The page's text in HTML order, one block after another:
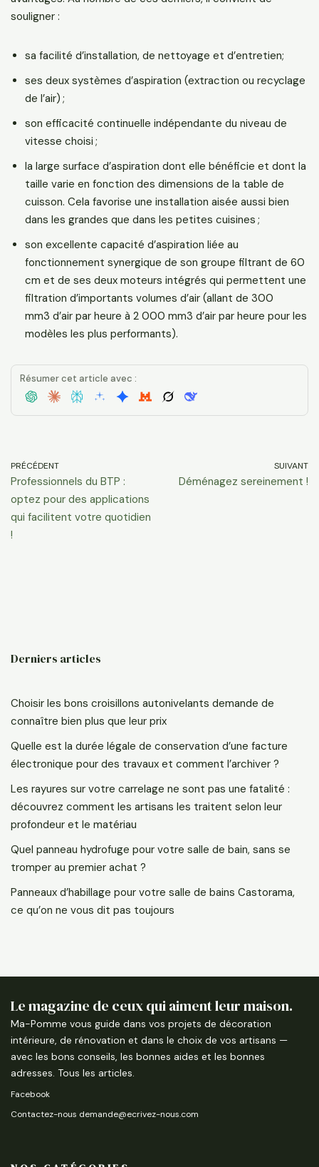
souligner :
sa facilité d’installation, de nettoyage et d’entretien;
ses deux systèmes d’aspiration (extraction ou recyclage
de l’air) ;
son efficacité continuelle indépendante du niveau de
vitesse choisi ;
la large surface d’aspiration dont elle bénéficie et dont la
taille varie en fonction des dimensions de la table de
cuisson. Cela favorise une installation aisée aussi bien
dans les grandes que dans les petites cuisines ;
son excellente capacité d’aspiration liée au
fonctionnement synergique de son groupe filtrant de 60
cm et de ses deux moteurs intégrés qui permettent une
filtration d’importants volumes d’air (allant de 300
mm3 d’air par heure à 2 000 mm3 d’air par heure pour les
modèles les plus performants).
Résumer cet article avec :
PRÉCÉDENT
Professionnels du BTP :
optez pour des applications
qui facilitent votre quotidien
!
SUIVANT
Déménagez sereinement !
Derniers articles
Choisir les bons croisillons autonivelants demande de
connaître bien plus que leur prix
Quelle est la durée légale de conservation d’une facture
électronique pour des travaux et comment l’archiver ?
Les rayures sur votre carrelage ne sont pas une fatalité :
découvrez comment les artisans les traitent selon leur
profondeur et le matériau
Quel panneau hydrofuge pour votre salle de bain, sans se
tromper au premier achat ?
Panneaux d’habillage pour votre salle de bains Castorama,
ce qu’on ne vous dit pas toujours
Le magazine de ceux qui aiment leur maison.
Ma-Pomme vous guide dans vos projets de décoration
intérieure, de rénovation et dans le choix de vos artisans —
avec les bons conseils, les bonnes aides et les bonnes
adresses. Tous les articles.
Facebook
Contactez-nous demande@ecrivez-nous.com